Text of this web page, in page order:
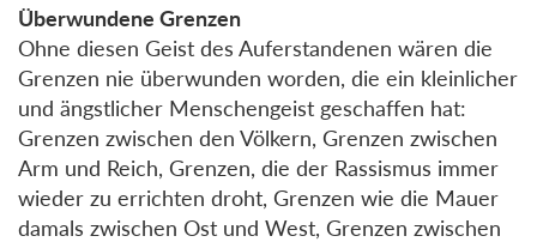
Überwundene Grenzen
Ohne diesen Geist des Auferstandenen wären die
Grenzen nie überwunden worden, die ein kleinlicher
und ängstlicher Menschengeist geschaffen hat:
Grenzen zwischen den Völkern, Grenzen zwischen
Arm und Reich, Grenzen, die der Rassismus immer
wieder zu errichten droht, Grenzen wie die Mauer
damals zwischen Ost und West, Grenzen zwischen